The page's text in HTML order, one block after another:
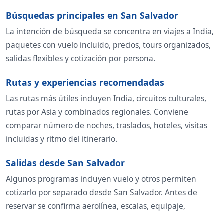
Búsquedas principales en San Salvador
La intención de búsqueda se concentra en viajes a India,
paquetes con vuelo incluido, precios, tours organizados,
salidas flexibles y cotización por persona.
Rutas y experiencias recomendadas
Las rutas más útiles incluyen India, circuitos culturales,
rutas por Asia y combinados regionales. Conviene
comparar número de noches, traslados, hoteles, visitas
incluidas y ritmo del itinerario.
Salidas desde San Salvador
Algunos programas incluyen vuelo y otros permiten
cotizarlo por separado desde San Salvador. Antes de
reservar se confirma aerolínea, escalas, equipaje,